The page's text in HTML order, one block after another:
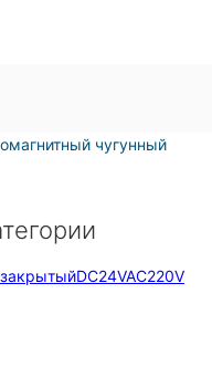
чугунный
DC24VAC220V